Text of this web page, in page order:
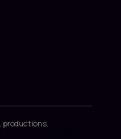
productions,